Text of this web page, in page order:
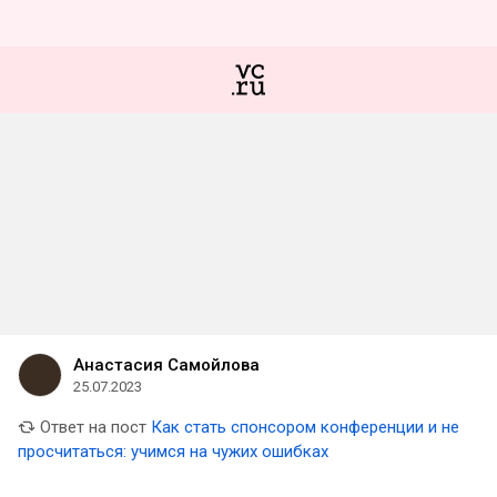
Анастасия Самойлова
25.07.2023
Ответ на пост Как стать спонсором конференции и не
просчитаться: учимся на чужих ошибках